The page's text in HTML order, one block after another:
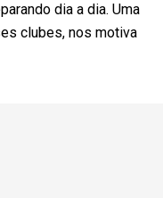
dia a dia. Uma
clubes, nos motiva